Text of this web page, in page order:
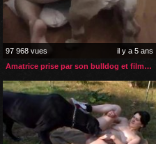
97 968 vues
il y a 5 ans
Amatrice prise par son bulldog et filmée par son mec